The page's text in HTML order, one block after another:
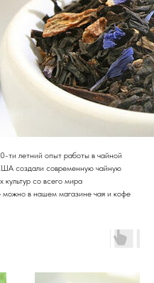
ти летний опыт работы в чайной
создали современную чайную
со всего мира
в нашем магазине чая и кофе